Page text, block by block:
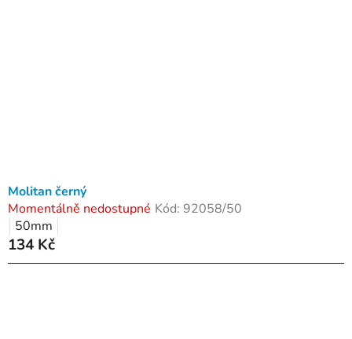
Molitan černý
Momentálně nedostupné Kód: 92058/50
50mm
134 Kč